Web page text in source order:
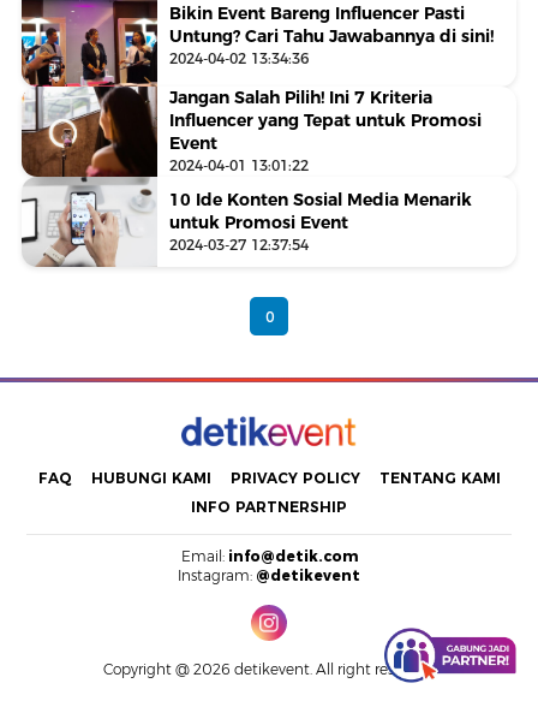
Bikin Event Bareng Influencer Pasti
Untung? Cari Tahu Jawabannya di sini!
2024-04-02 13:34:36
Jangan Salah Pilih! Ini 7 Kriteria
Influencer yang Tepat untuk Promosi
Event
2024-04-01 13:01:22
10 Ide Konten Sosial Media Menarik
untuk Promosi Event
2024-03-27 12:37:54
0
FAQ HUBUNGI KAMI PRIVACY POLICY
TENTANG KAMI
INFO PARTNERSHIP
Email: info@detik.com
Instagram: @detikevent
Copyright @ 2026 detikevent. All right reserved.